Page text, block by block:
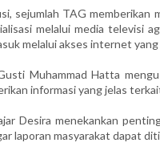
sejumlah TAG
melalui media televisi
melalui akses internet
Muhammad Hatta
informasi yang jelas
Desira menekankan
laporan masyarakat dapat